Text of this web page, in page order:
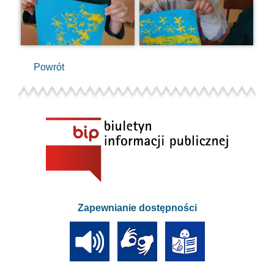
Powrót
Zapewnianie dostępności